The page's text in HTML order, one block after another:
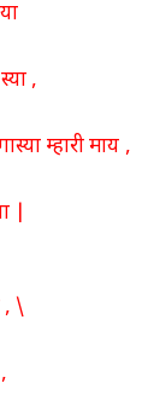
,
म्हारी माय ,
|
, \